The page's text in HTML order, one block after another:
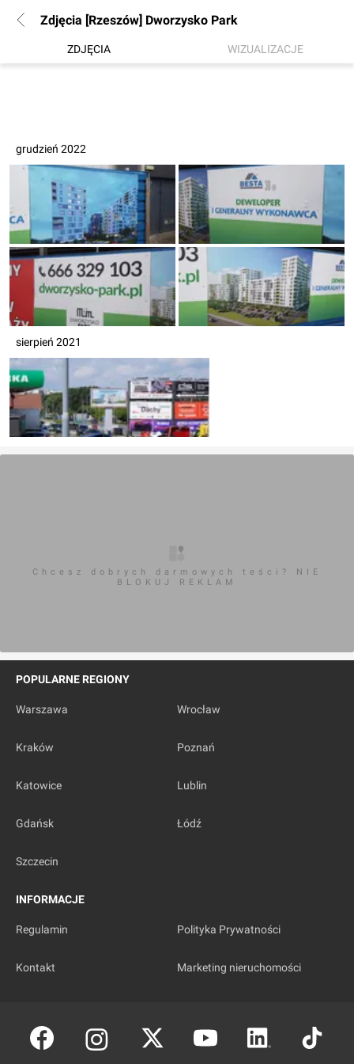
Zdjęcia [Rzeszów] Dworzysko Park
ZDJĘCIA WIZUALIZACJE
grudzień 2022
sierpień 2021
Chcesz dobrych darmowych teści? NIE
BLOKUJ REKLAM
POPULARNE REGIONY
Warszawa Wrocław
Kraków Poznań
Katowice Lublin
Gdańsk Łódź
Szczecin
INFORMACJE
Regulamin Polityka Prywatności
Kontakt Marketing nieruchomości